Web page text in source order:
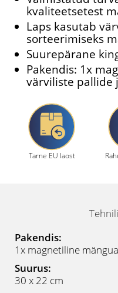
kvaliteetsetest
Laps kasutab
sorteerimiseks
Suurepärane
Pakendis: 1x
värviliste pallide
Tarne EU laost
Pakendis:
1x magnetiline
Suurus:
30 x 22 cm